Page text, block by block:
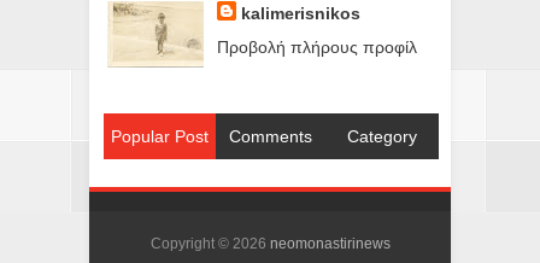
kalimerisnikos
Προβολή πλήρους προφίλ
Popular Post Comments Category
Copyright © 2026 neomonastirinews